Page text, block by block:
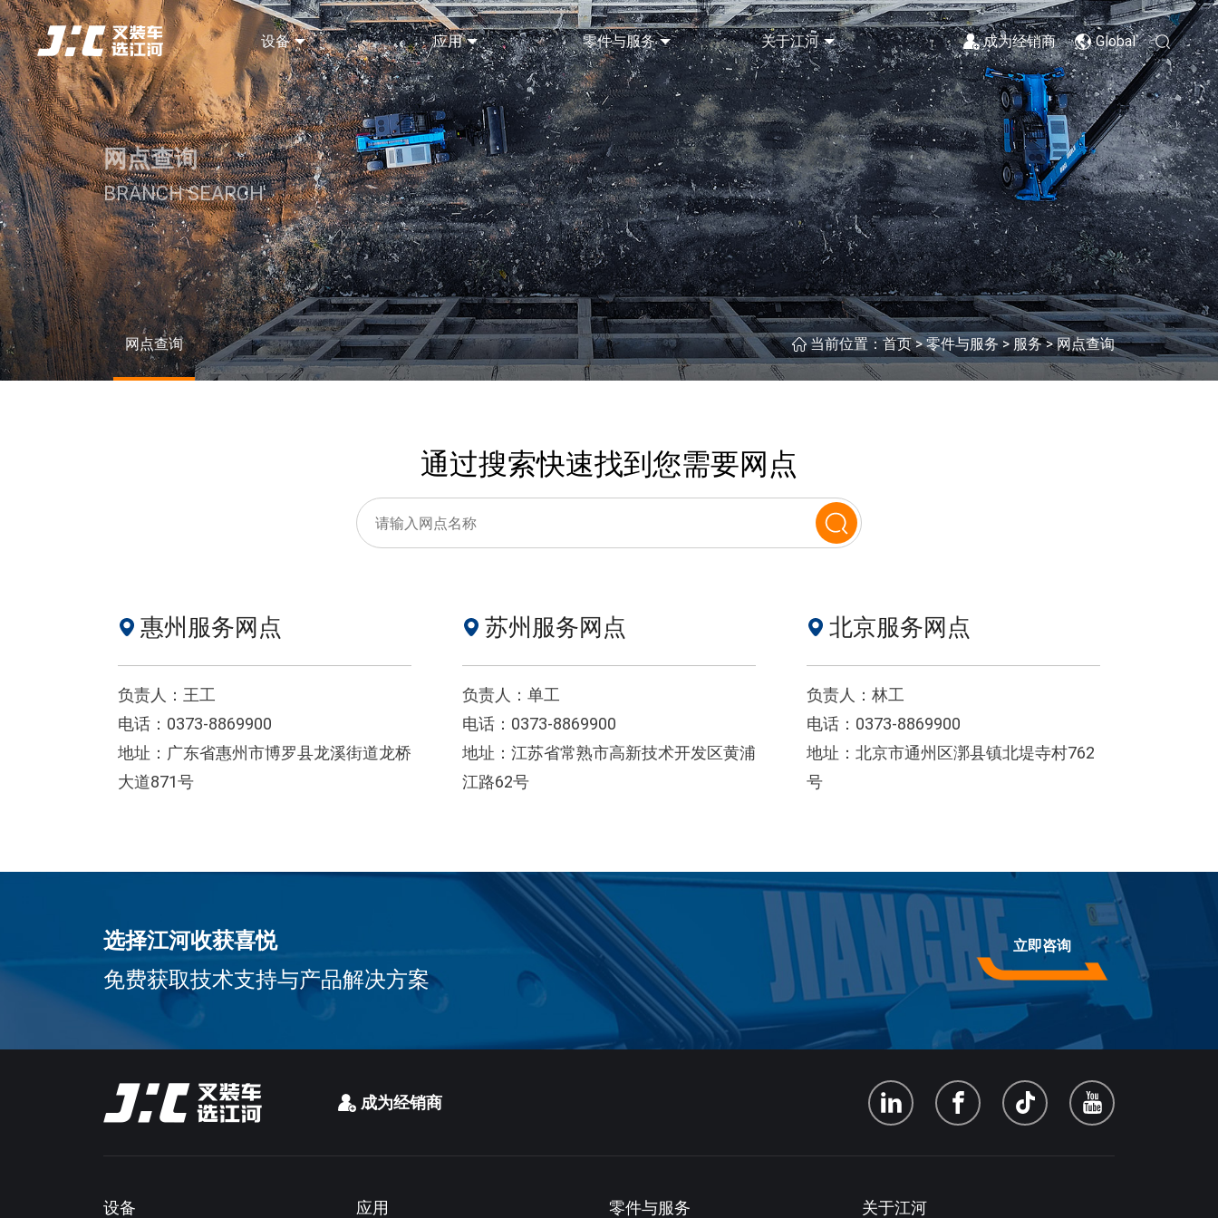
设备 应用 零件与服务 关于江河 成为经销商 Global
网点查询
BRANCH SEARCH
网点查询 当前位置：首页>零件与服务>服务>网点查询
通过搜索快速找到您需要网点
惠州服务网点
负责人：王工
电话：0373-8869900
地址：广东省惠州市博罗县龙溪街道龙桥
大道871号
苏州服务网点
负责人：单工
电话：0373-8869900
地址：江苏省常熟市高新技术开发区黄浦
江路62号
北京服务网点
负责人：林工
电话：0373-8869900
地址：北京市通州区漷县镇北堤寺村762
号
选择江河收获喜悦
免费获取技术支持与产品解决方案
立即咨询
成为经销商
设备 应用 零件与服务 关于江河